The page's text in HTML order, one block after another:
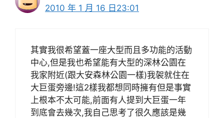
2010 年 1 月 16 日23:01
其實我很希望蓋一座大型而且多功能的活動
中心,但是我也希望能有大型的深林公園在
我家附近(跟大安森林公園一樣)我袈就住在
大巨蛋旁邊!這2樣我都想同時擁有但是事實
上根本不太可能,前面有人提到大巨蛋一年
到底會去幾次,我自己思考了很久應該是幾